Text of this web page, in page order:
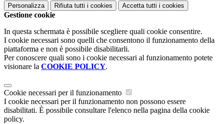
Personalizza Rifiuta tutti i cookies Accetta tutti i cookies
Gestione cookie
In questa schermata è possibile scegliere quali cookie consentire.
I cookie necessari sono quelli che consentono il funzionamento della
piattaforma e non è possibile disabilitarli.
Per conoscere quali sono i cookie necessari al funzionamento potete
visionare la COOKIE POLICY.
Cookie necessari per il funzionamento
I cookie necessari per il funzionamento non possono essere
disabilitati. È possibile consultare l'elenco nella pagina della cookie
policy.